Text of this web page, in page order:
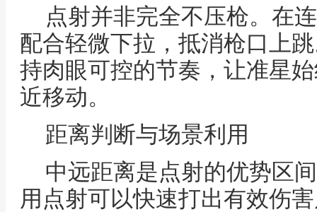
点射并非完全不压枪。在
配合轻微下拉，抵消枪口上
持肉眼可控的节奏，让准星
近移动。
距离判断与场景利用
中远距离是点射的优势区
用点射可以快速打出有效伤